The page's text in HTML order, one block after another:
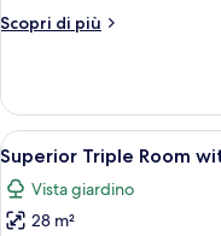
with
Scopri di più
Altri
Double
Room
with
Garden
View
Apri
tutte
le
foto
6
Superior Triple Room
Vista giardino
28 m²